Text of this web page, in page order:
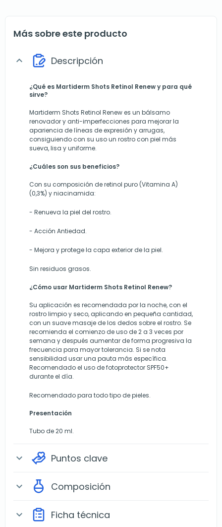
Más sobre este producto
expand_more Descripción
¿Qué es Martiderm Shots Retinol Renew y para qué
sirve?
Martiderm Shots Retinol Renew es un bálsamo
renovador y anti-imperfecciones para mejorar la
apariencia de líneas de expresión y arrugas,
consiguiendo con su uso un rostro con piel más
sueva, lisa y uniforme.
¿Cuáles son sus beneficios?
Con su composición de retinol puro (Vitamina A)
(0,3%) y niacinamida:
- Renueva la piel del rostro.
- Acción Antiedad.
- Mejora y protege la capa exterior de la piel.
Sin residuos grasos.
¿Cómo usar Martiderm Shots Retinol Renew?
Su aplicación es recomendada por la noche, con el
rostro limpio y seco, aplicando en pequeña cantidad,
con un suave masaje de los dedos sobre el rostro. Se
recomienda el comienzo de uso de 2 a 3 veces por
semana y después aumentar de forma progresiva la
frecuencia para mayor tolerancia. Si se nota
sensibilidad usar una pauta más específica.
Recomendado el uso de fotoprotector SPF50+
durante el día.
Recomendado para todo tipo de pieles.
Presentación
Tubo de 20 ml.
expand_more Puntos clave
expand_more Composición
expand_more Ficha técnica